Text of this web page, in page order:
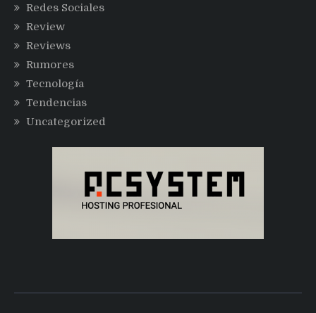
Redes Sociales
Review
Reviews
Rumores
Tecnología
Tendencias
Uncategorized